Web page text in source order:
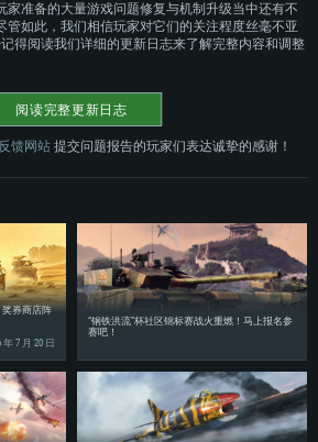
家准备的大量游戏问题修复与机制升级当中还有不
管如此，我们相信玩家对它们的关注程度丝毫不亚
得阅读我们详细的更新日志来了解完整内容和调整
阅读完整更新日志
馈网站 提交问题报告的玩家们表达诚挚的感谢！
奖券商店阵
年 7 月 20 日
“钢铁洪流”杯社区锦标赛战火重燃！马上报名参
赛吧！